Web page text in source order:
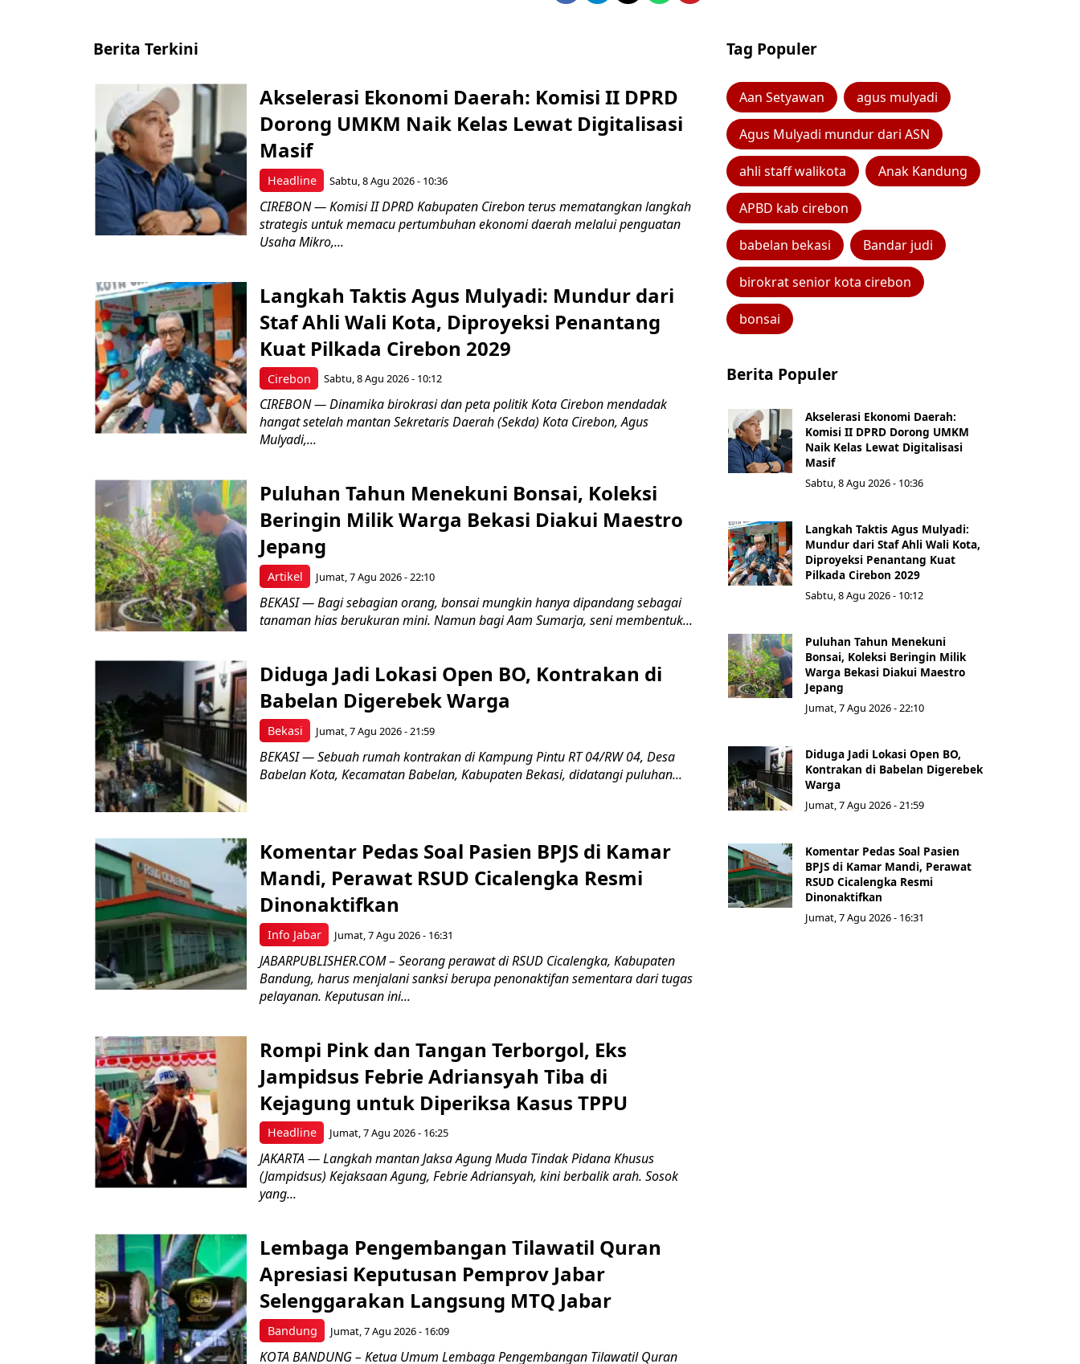
Berita Terkini
Headline
Akselerasi Ekonomi Daerah: Komisi II DPRD
Dorong UMKM Naik Kelas Lewat Digitalisasi
Masif
Sabtu, 8 Agu 2026 - 10:36
CIREBON — Komisi II DPRD Kabupaten Cirebon terus mematangkan langkah
strategis untuk memacu pertumbuhan ekonomi daerah melalui penguatan
Usaha Mikro,...
Cirebon
Langkah Taktis Agus Mulyadi: Mundur dari
Staf Ahli Wali Kota, Diproyeksi Penantang
Kuat Pilkada Cirebon 2029
Sabtu, 8 Agu 2026 - 10:12
CIREBON — Dinamika birokrasi dan peta politik Kota Cirebon mendadak
hangat setelah mantan Sekretaris Daerah (Sekda) Kota Cirebon, Agus
Mulyadi,...
Artikel
Puluhan Tahun Menekuni Bonsai, Koleksi
Beringin Milik Warga Bekasi Diakui Maestro
Jepang
Jumat, 7 Agu 2026 - 22:10
BEKASI — Bagi sebagian orang, bonsai mungkin hanya dipandang sebagai
tanaman hias berukuran mini. Namun bagi Aam Sumarja, seni membentuk...
Bekasi
Diduga Jadi Lokasi Open BO, Kontrakan di
Babelan Digerebek Warga
Jumat, 7 Agu 2026 - 21:59
BEKASI — Sebuah rumah kontrakan di Kampung Pintu RT 04/RW 04, Desa
Babelan Kota, Kecamatan Babelan, Kabupaten Bekasi, didatangi puluhan...
Info Jabar
Komentar Pedas Soal Pasien BPJS di Kamar
Mandi, Perawat RSUD Cicalengka Resmi
Dinonaktifkan
Jumat, 7 Agu 2026 - 16:31
JABARPUBLISHER.COM – Seorang perawat di RSUD Cicalengka, Kabupaten
Bandung, harus menjalani sanksi berupa penonaktifan sementara dari tugas
pelayanan. Keputusan ini...
Headline
Rompi Pink dan Tangan Terborgol, Eks
Jampidsus Febrie Adriansyah Tiba di
Kejagung untuk Diperiksa Kasus TPPU
Jumat, 7 Agu 2026 - 16:25
JAKARTA — Langkah mantan Jaksa Agung Muda Tindak Pidana Khusus
(Jampidsus) Kejaksaan Agung, Febrie Adriansyah, kini berbalik arah. Sosok
yang...
Bandung
Lembaga Pengembangan Tilawatil Quran
Apresiasi Keputusan Pemprov Jabar
Selenggarakan Langsung MTQ Jabar
Jumat, 7 Agu 2026 - 16:09
KOTA BANDUNG – Ketua Umum Lembaga Pengembangan Tilawatil Quran
Tag Populer
Aan Setyawan agus mulyadi
Agus Mulyadi mundur dari ASN
ahli staff walikota Anak Kandung
APBD kab cirebon
babelan bekasi Bandar judi
birokrat senior kota cirebon
bonsai
Berita Populer
Akselerasi Ekonomi Daerah:
Komisi II DPRD Dorong UMKM
Naik Kelas Lewat Digitalisasi
Masif
Sabtu, 8 Agu 2026 - 10:36
Langkah Taktis Agus Mulyadi:
Mundur dari Staf Ahli Wali Kota,
Diproyeksi Penantang Kuat
Pilkada Cirebon 2029
Sabtu, 8 Agu 2026 - 10:12
Puluhan Tahun Menekuni
Bonsai, Koleksi Beringin Milik
Warga Bekasi Diakui Maestro
Jepang
Jumat, 7 Agu 2026 - 22:10
Diduga Jadi Lokasi Open BO,
Kontrakan di Babelan Digerebek
Warga
Jumat, 7 Agu 2026 - 21:59
Komentar Pedas Soal Pasien
BPJS di Kamar Mandi, Perawat
RSUD Cicalengka Resmi
Dinonaktifkan
Jumat, 7 Agu 2026 - 16:31